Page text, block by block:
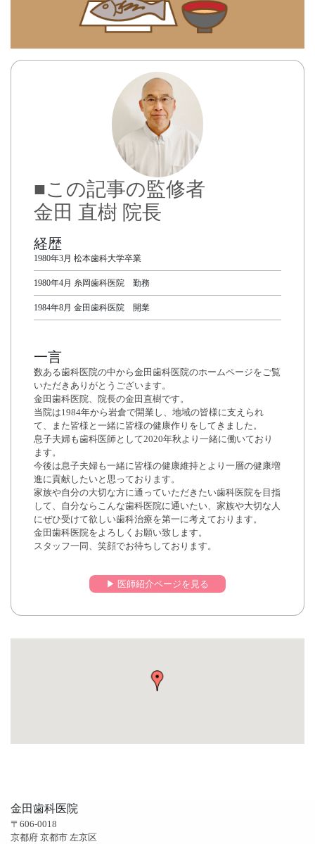
■この記事の監修者
金田 直樹 院長
経歴
1980年3月 松本歯科大学卒業
1980年4月 糸岡歯科医院 勤務
1984年8月 金田歯科医院 開業
一言
数ある歯科医院の中から金田歯科医院のホームページをご覧
いただきありがとうございます。
金田歯科医院、院長の金田直樹です。
当院は1984年から岩倉で開業し、地域の皆様に支えられ
て、また皆様と一緒に皆様の健康作りをしてきました。
息子夫婦も歯科医師として2020年秋より一緒に働いており
ます。
今後は息子夫婦も一緒に皆様の健康維持とより一層の健康増
進に貢献したいと思っております。
家族や自分の大切な方に通っていただきたい歯科医院を目指
して、自分ならこんな歯科医院に通いたい、家族や大切な人
にぜひ受けて欲しい歯科治療を第一に考えております。
金田歯科医院をよろしくお願い致します。
スタッフ一同、笑顔でお待ちしております。
▶︎ 医師紹介ページを見る
金田歯科医院
〒606-0018
京都府 京都市 左京区